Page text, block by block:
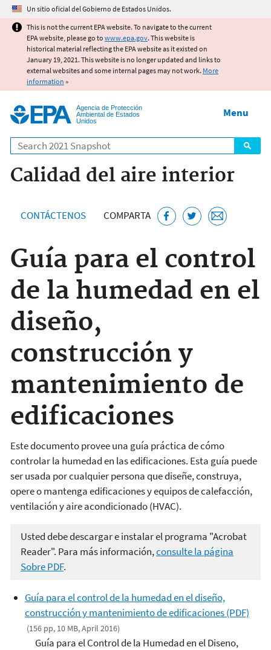
Jump to main content
Un sitio oficial del Gobierno de Estados Unidos.
This is not the current EPA website. To navigate to the current
EPA website, please go to www.epa.gov. This website is
historical material reflecting the EPA website as it existed on
January 19, 2021. This website is no longer updated and links to
external websites and some internal pages may not work. More
information »
Agencia de Protección
Ambiental de Estados
Unidos
Search
Menu
Calidad del aire interior
CONTÁCTENOS COMPARTA
Guía para el control
de la humedad en el
diseño,
construcción y
mantenimiento de
edificaciones
Estedocumentoproveeuna guía prácticadecómo
controlarla humedaden lasedificaciones. Esta guía puede
serusada porcualquierpersona quediseñe,construya,
opereomantengaedificacionesyequiposdecalefacción,
ventilaciónyaireacondicionado(HVAC).
Usted debe descargar e instalar el programa "Acrobat
Reader". Para más información,consulte la página
Sobre PDF.
Guía para el control de la humedad en el diseño,
construcción y mantenimiento de edificaciones (PDF)
(156 pp, 10 MB, April 2016)
Guía para el Control de la Humedad en el Diseno,